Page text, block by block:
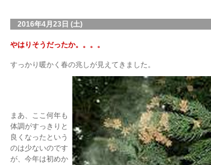
2016年4月23日 (土)
やはりそうだったか。。。。
すっかり暖かく春の兆しが見えてきました。
まあ、ここ何年も
体調がすっきりと
良くなったという
のは少ないのです
が、今年は初めか